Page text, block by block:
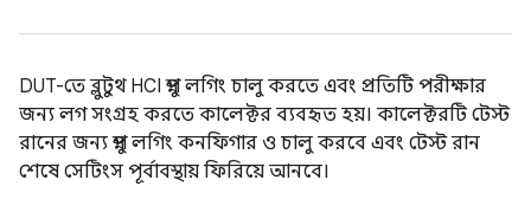
DUT-তে ব্লুটুথ HCI স্নুপ লগিং চালু করতে এবং প্রতিটি পরীক্ষার
জন্য লগ সংগ্রহ করতে কালেক্টর ব্যবহৃত হয়। কালেক্টরটি টেস্ট
রানের জন্য স্নুপ লগিং কনফিগার ও চালু করবে এবং টেস্ট রান
শেষে সেটিংস পূর্বাবস্থায় ফিরিয়ে আনবে।